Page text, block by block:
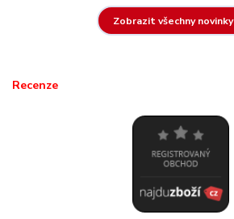
Zobrazit všechny novinky
Recenze